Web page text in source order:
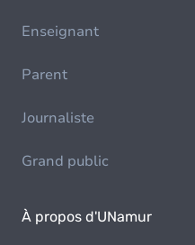
Enseignant
Parent
Journaliste
Grand public
À propos d'UNamur